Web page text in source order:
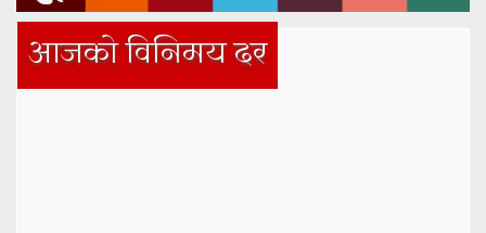
आजको विनिमय दर